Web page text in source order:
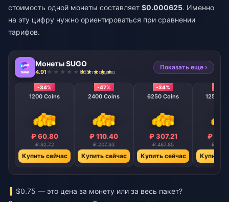
стоимость одной монеты составляет $0.000625. Именно
на эту цифру нужно ориентироваться при сравнении
тарифов.
Монеты SUGO
4.91 632 продано
Показать еще ›
-34%
1200 Coins
₽ 60.80
₽ 92.72
Купить сейчас
-47%
2400 Coins
₽ 110.40
₽ 207.93
Купить сейчас
-34%
6250 Coins
₽ 307.21
₽ 467.85
Купить сейчас
12500
₽
₽
Купить
$0.75 — это цена за монету или за весь пакет?